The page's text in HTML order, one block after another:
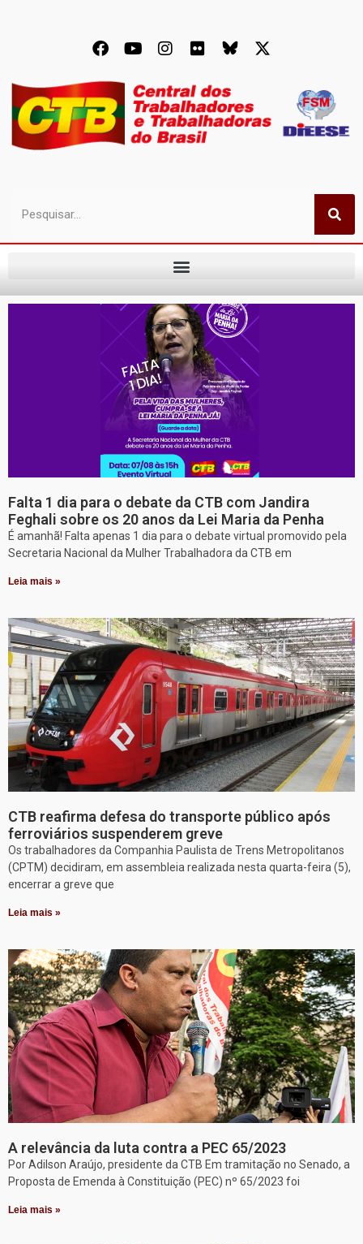
Falta 1 dia para o debate da CTB com Jandira
Feghali sobre os 20 anos da Lei Maria da Penha
É amanhã! Falta apenas 1 dia para o debate virtual promovido pela
Secretaria Nacional da Mulher Trabalhadora da CTB em
Leia mais »
CTB reafirma defesa do transporte público após
ferroviários suspenderem greve
Os trabalhadores da Companhia Paulista de Trens Metropolitanos
(CPTM) decidiram, em assembleia realizada nesta quarta-feira (5),
encerrar a greve que
Leia mais »
A relevância da luta contra a PEC 65/2023
Por Adilson Araújo, presidente da CTB Em tramitação no Senado, a
Proposta de Emenda à Constituição (PEC) nº 65/2023 foi
Leia mais »